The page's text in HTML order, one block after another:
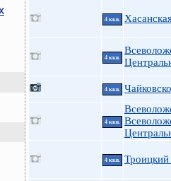
4 ккв.
4 ккв.
4 ккв.
4 ккв.
4 ккв.